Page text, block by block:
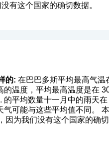
有这个国家的确切数据。
的: 在巴巴多斯平均最高气
温度，平均最高温度是在
平均数量十一月中的雨天在
可能与这些平均值不同。
为我们没有这个国家的确切